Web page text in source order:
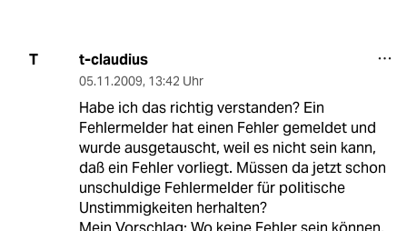
T t-claudius
05.11.2009, 13:42 Uhr
Habe ich das richtig verstanden? Ein
Fehlermelder hat einen Fehler gemeldet und
wurde ausgetauscht, weil es nicht sein kann,
daß ein Fehler vorliegt. Müssen da jetzt schon
unschuldige Fehlermelder für politische
Unstimmigkeiten herhalten?